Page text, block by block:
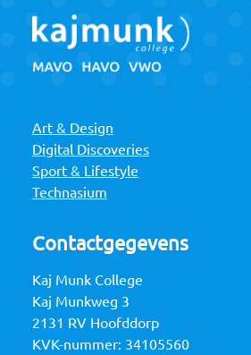
Art & Design
Digital Discoveries
Sport & Lifestyle
Technasium
Contactgegevens
Kaj Munk College
Kaj Munkweg 3
2131 RV Hoofddorp
KVK-nummer: 34105560